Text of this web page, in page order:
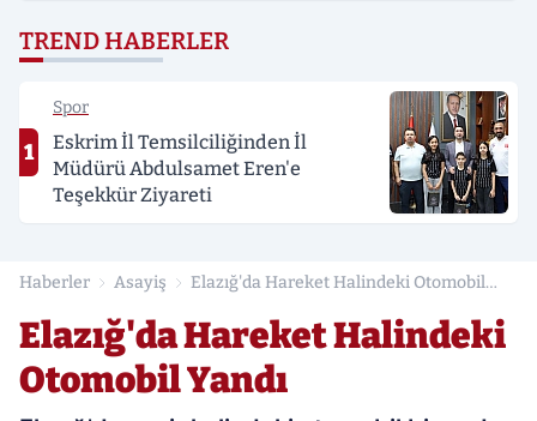
TREND HABERLER
1
Spor
Eskrim İl Temsilciliğinden İl
Müdürü Abdulsamet Eren'e
Teşekkür Ziyareti
Haberler Asayiş
Elazığ'da Hareket Halindeki Otomobil
Elazığ'da Hareket Halindeki
Otomobil Yandı